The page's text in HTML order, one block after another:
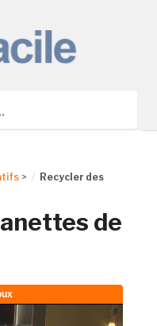
>
Recycler des
de